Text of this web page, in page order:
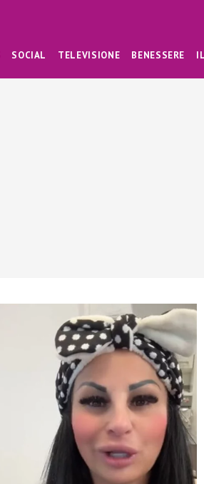
SOCIAL TELEVISIONE BENESSERE